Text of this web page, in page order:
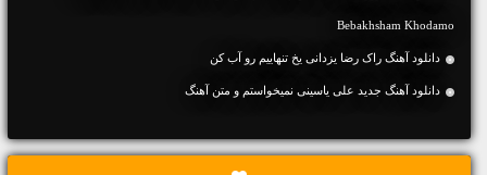
Bebakhsham Khodamo
دانلود آهنگ راک رضا یزدانی یخ تنهاییم رو آب کن
دانلود آهنگ جديد علی یاسینی نمیخواستم و متن آهنگ